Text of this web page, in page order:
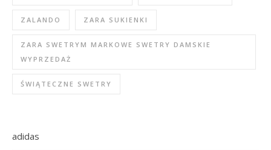
ZALANDO ZARA SUKIENKI
ZARA SWETRYM MARKOWE SWETRY DAMSKIE
WYPRZEDAŻ
ŚWIĄTECZNE SWETRY
adidas